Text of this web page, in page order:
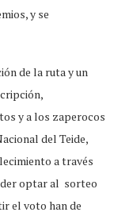
y se
de la ruta y un
y a los zaperocos
del Teide,
a través
optar al sorteo
el voto han de